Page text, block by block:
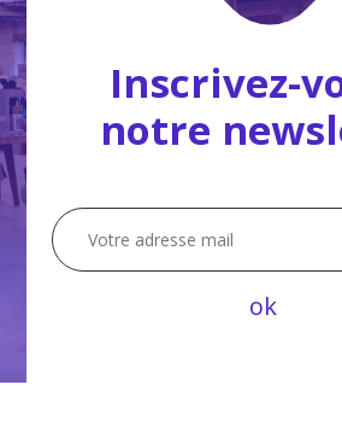
Inscrivez-
notre
ok